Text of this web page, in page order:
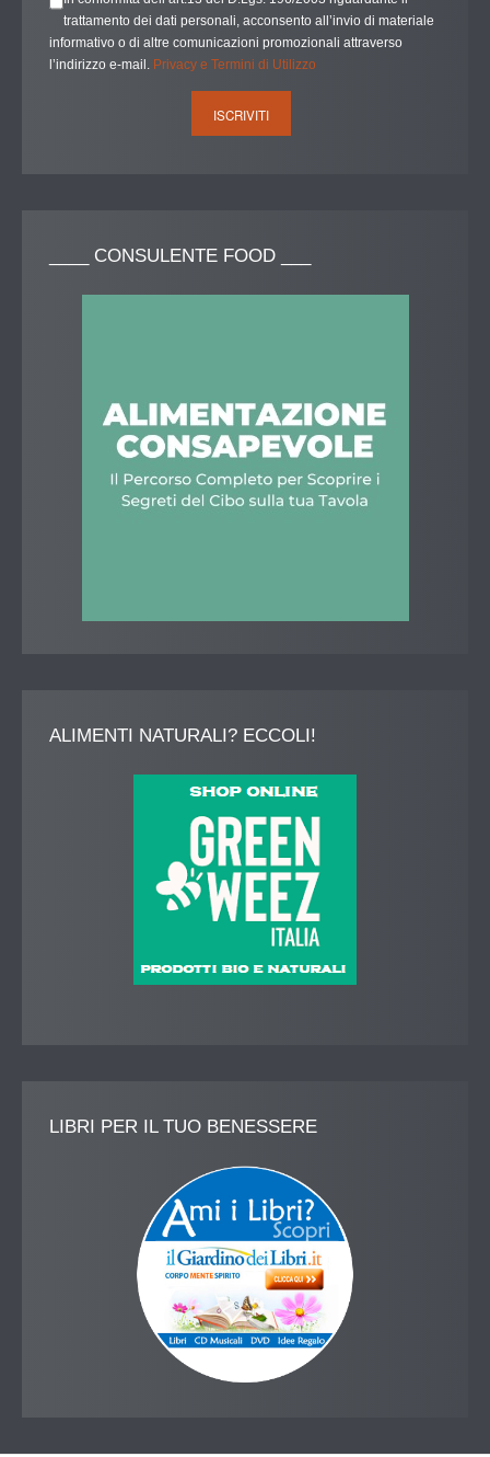
trattamento dei dati personali, acconsento all’invio di materiale
informativo o di altre comunicazioni promozionali attraverso
l’indirizzo e-mail. Privacy e Termini di Utilizzo
CONSULENTE FOOD ___
ALIMENTI NATURALI? ECCOLI!
LIBRI PER IL TUO BENESSERE